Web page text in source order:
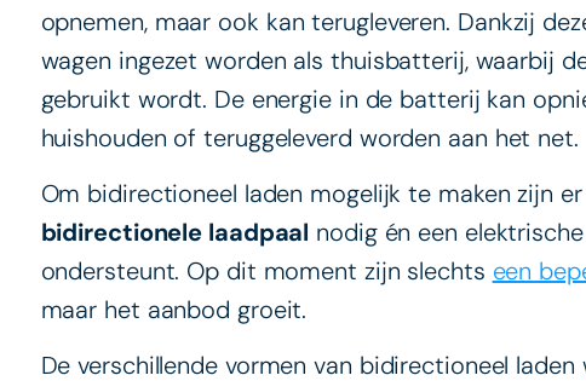
opnemen, maar ook kan terugleveren. Dankzij
wagen ingezet worden als thuisbatterij, waarbij
gebruikt wordt. De energie in de batterij kan
huishouden of teruggeleverd worden aan het net.
Om bidirectioneel laden mogelijk te maken zijn
bidirectionele laadpaal nodig én een
ondersteunt. Op dit moment zijn slechts een
maar het aanbod groeit.
De verschillende vormen van bidirectioneel